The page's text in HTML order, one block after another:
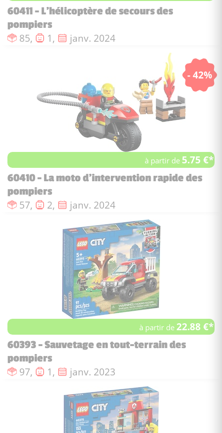
60411 - L’hélicoptère de secours des
pompiers
Nombre de pièces :
85, Nombre de figurines :
1, Date de sortie :
janv. 2024
- 42%
à partir de 5.75 €*
60410 - La moto d’intervention rapide des
pompiers
Nombre de pièces :
57, Nombre de figurines :
2, Date de sortie :
janv. 2024
à partir de22.88 €*
60393 - Sauvetage en tout-terrain des
pompiers
Nombre de pièces :
97, Nombre de figurines :
1, Date de sortie :
janv. 2023